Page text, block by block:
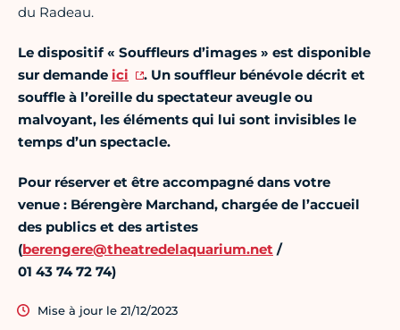
du Radeau.
Le dispositif « Souffleurs d’images » est disponible
sur demande ici
. Un souffleur bénévole décrit et
souffle à l’oreille du spectateur aveugle ou
malvoyant, les éléments qui lui sont invisibles le
temps d’un spectacle.
Pour réserver et être accompagné dans votre
venue : Bérengère Marchand, chargée de l’accueil
des publics et des artistes
(berengere@theatredelaquarium.net /
01 43 74 72 74)
Mise à jour le 21/12/2023